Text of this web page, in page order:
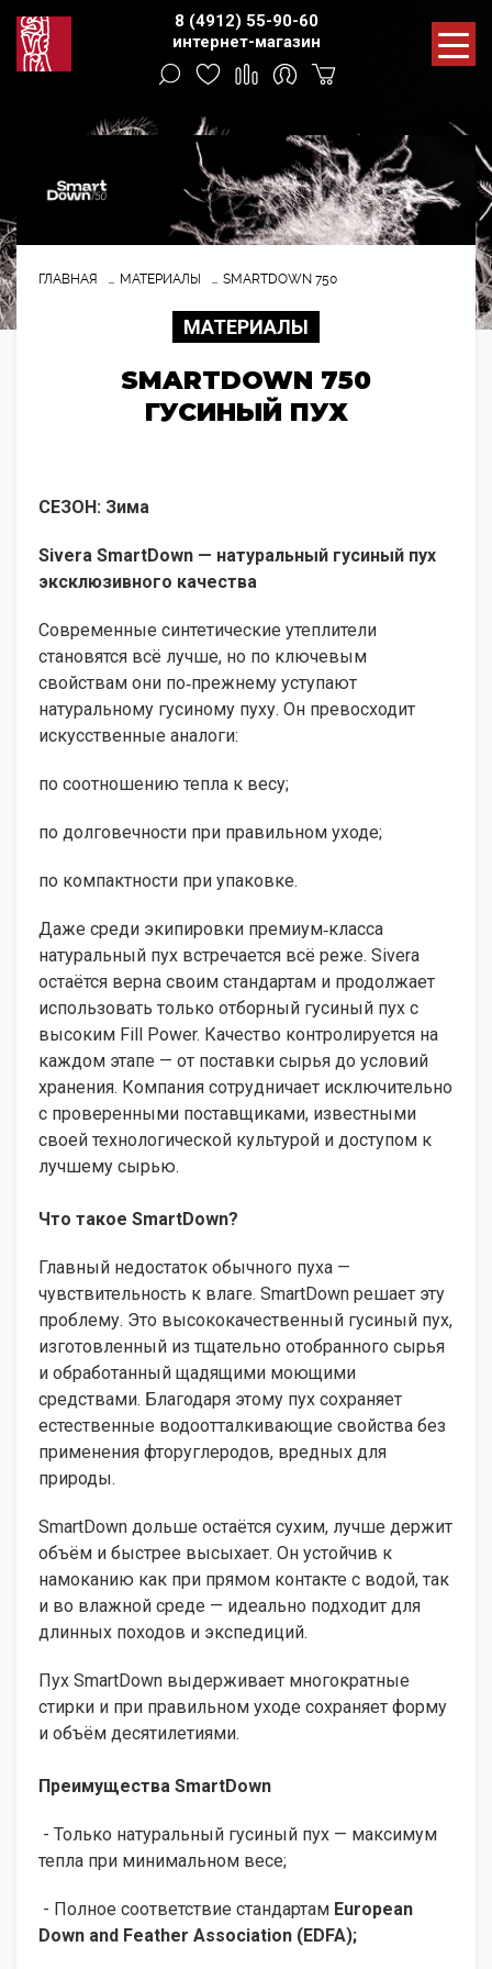
8 (4912) 55-90-60
интернет-магазин
ГЛАВНАЯ МАТЕРИАЛЫ SMARTDOWN 750
МАТЕРИАЛЫ
SMARTDOWN 750
ГУСИНЫЙ ПУХ
СЕЗОН: Зима
Sivera SmartDown — натуральный гусиный пух
эксклюзивного качества
Современные синтетические утеплители
становятся всё лучше, но по ключевым
свойствам они по‑прежнему уступают
натуральному гусиному пуху. Он превосходит
искусственные аналоги:
по соотношению тепла к весу;
по долговечности при правильном уходе;
по компактности при упаковке.
Даже среди экипировки премиум‑класса
натуральный пух встречается всё реже. Sivera
остаётся верна своим стандартам и продолжает
использовать только отборный гусиный пух с
высоким Fill Power. Качество контролируется на
каждом этапе — от поставки сырья до условий
хранения. Компания сотрудничает исключительно
с проверенными поставщиками, известными
своей технологической культурой и доступом к
лучшему сырью.
Что такое SmartDown?
Главный недостаток обычного пуха —
чувствительность к влаге. SmartDown решает эту
проблему. Это высококачественный гусиный пух,
изготовленный из тщательно отобранного сырья
и обработанный щадящими моющими
средствами. Благодаря этому пух сохраняет
естественные водоотталкивающие свойства без
применения фторуглеродов, вредных для
природы.
SmartDown дольше остаётся сухим, лучше держит
объём и быстрее высыхает. Он устойчив к
намоканию как при прямом контакте с водой, так
и во влажной среде — идеально подходит для
длинных походов и экспедиций.
Пух SmartDown выдерживает многократные
стирки и при правильном уходе сохраняет форму
и объём десятилетиями.
Преимущества SmartDown
- Только натуральный гусиный пух — максимум
тепла при минимальном весе;
- Полное соответствие стандартам European
Down and Feather Association (EDFA);